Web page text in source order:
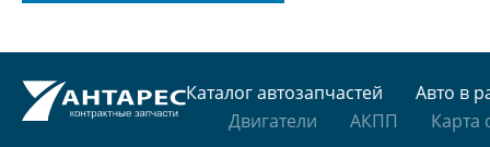
Каталог автозапчастей
Авто в
Двигатели
АКПП Карта